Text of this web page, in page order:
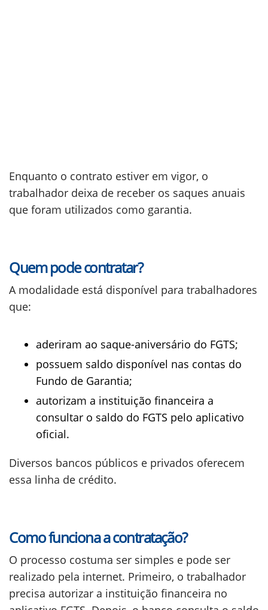
Enquanto o contrato estiver em vigor, o
trabalhador deixa de receber os saques anuais
que foram utilizados como garantia.
Quem pode contratar?
A modalidade está disponível para trabalhadores
que:
aderiram ao saque-aniversário do FGTS;
possuem saldo disponível nas contas do
Fundo de Garantia;
autorizam a instituição financeira a
consultar o saldo do FGTS pelo aplicativo
oficial.
Diversos bancos públicos e privados oferecem
essa linha de crédito.
Como funciona a contratação?
O processo costuma ser simples e pode ser
realizado pela internet. Primeiro, o trabalhador
precisa autorizar a instituição financeira no